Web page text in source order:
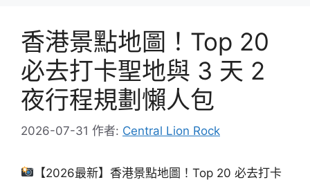
香港景點地圖！Top 20
必去打卡聖地與 3 天 2
夜行程規劃懶人包
2026-07-31 作者: Central Lion Rock
【2026最新】香港景點地圖！Top 20 必去打卡